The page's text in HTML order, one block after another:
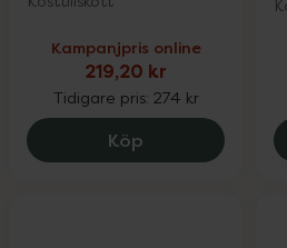
Fynda
Kampanjpris online
219,20 kr
Tidigare pris: 274 kr
Köp Original